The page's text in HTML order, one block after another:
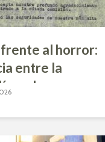
al horror:
entre la
y el